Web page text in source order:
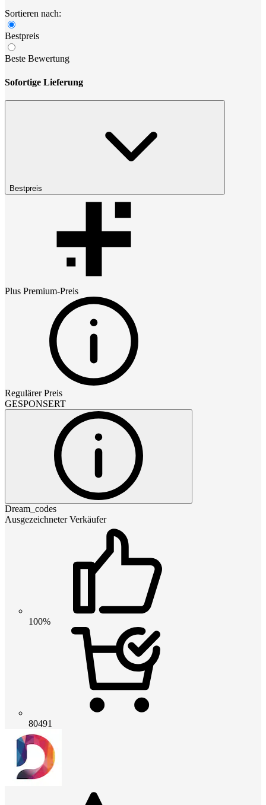
Sortieren nach:
Bestpreis
Beste Bewertung
Sofortige Lieferung
Bestpreis
Plus Premium-Preis
Regulärer Preis
GESPONSERT
Dream_codes
Ausgezeichneter Verkäufer
100%
80491